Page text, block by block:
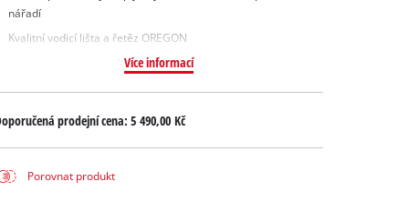
nářadí
Kvalitní vodicí lišta a řetěz OREGON
Více informací
prodejní cena: 5 490,00 Kč
Porovnat produkt